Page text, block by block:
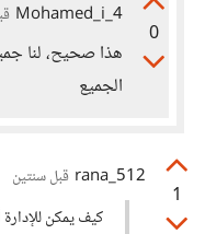
0
Mohamed_i_4
هذا صحيح، لنا
الجميع
1
rana_512 قبل سنتين
كيف يمكن